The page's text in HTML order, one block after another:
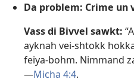
Da problem: Crime un
Vass di Bivvel sawkt:
ayknah vei-shtokk
feiya-bohm. Nimmand
—Micha 4:4.